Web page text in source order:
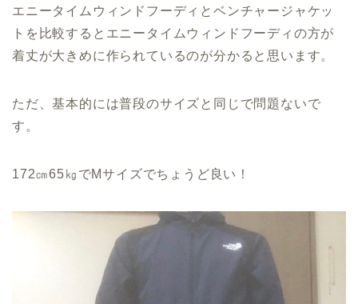
エニータイムウィンドフーディとベンチャージャケッ
トを比較するとエニータイムウィンドフーディの方が
着丈が大きめに作られているのが分かると思います。
ただ、基本的には普段のサイズと同じで問題ないで
す。
172㎝65㎏でMサイズでちょうど良い！